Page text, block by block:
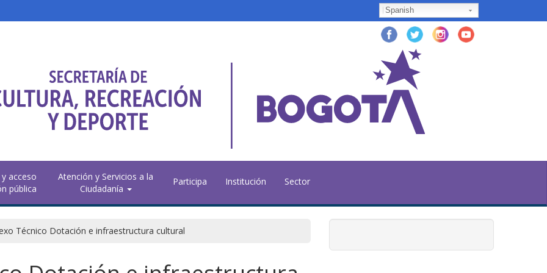
Spanish
acceso
pública
Atención y Servicios a la
Ciudadanía
Participa Institución Sector
Técnico Dotación e infraestructura cultural